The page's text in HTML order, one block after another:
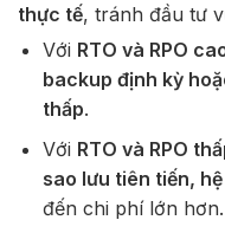
thực tế, tránh đầu tư
Với RTO và RPO
backup định kỳ
thấp.
Với RTO và RPO
sao lưu tiên tiến,
đến chi phí lớn hơn.